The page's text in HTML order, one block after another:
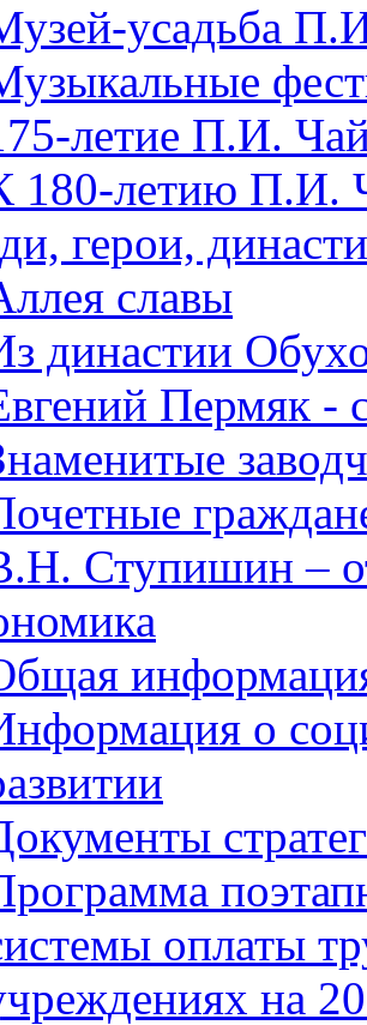
усадьба
летие П.И.
180-летию П.И.
герои,
славы
династии
Пермяк -
Ступишин –
о
оплаты
на